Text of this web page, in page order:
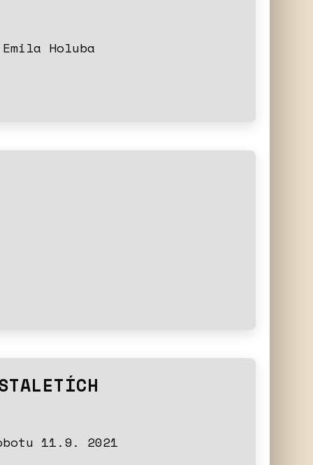
Holuba
11.9. 2021